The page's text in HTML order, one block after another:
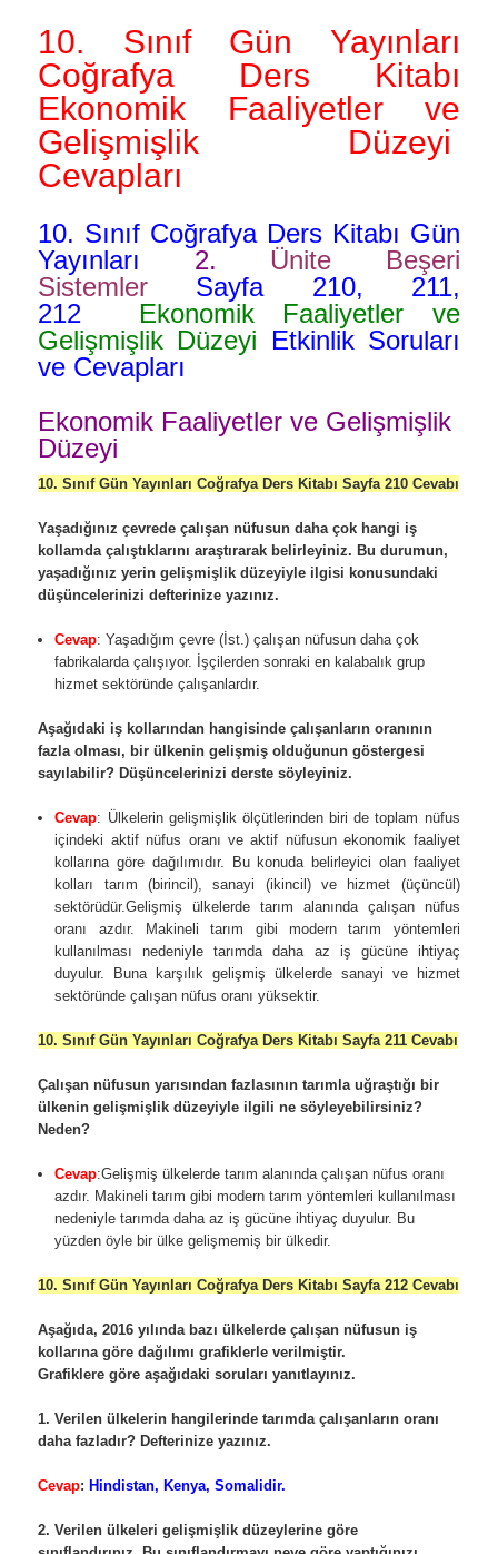
10. Sınıf Gün Yayınları
Coğrafya Ders Kitabı
Ekonomik Faaliyetler ve
Gelişmişlik Düzeyi
Cevapları
10. Sınıf Coğrafya Ders Kitabı Gün
Yayınları 2. Ünite Beşeri
Sistemler Sayfa 210, 211,
212 Ekonomik Faaliyetler ve
Gelişmişlik Düzeyi Etkinlik Soruları
ve Cevapları
Ekonomik Faaliyetler ve Gelişmişlik
Düzeyi
10. Sınıf Gün Yayınları Coğrafya Ders Kitabı Sayfa 210 Cevabı
Yaşadığınız çevrede çalışan nüfusun daha çok hangi iş
kollamda çalıştıklarını araştırarak belirleyiniz. Bu durumun,
yaşadığınız yerin gelişmişlik düzeyiyle ilgisi konusundaki
düşüncelerinizi defterinize yazınız.
Cevap: Yaşadığım çevre (İst.) çalışan nüfusun daha çok
fabrikalarda çalışıyor. İşçilerden sonraki en kalabalık grup
hizmet sektöründe çalışanlardır.
Aşağıdaki iş kollarından hangisinde çalışanların oranının
fazla olması, bir ülkenin gelişmiş olduğunun göstergesi
sayılabilir? Düşüncelerinizi derste söyleyiniz.
Cevap: Ülkelerin gelişmişlik ölçütlerinden biri de toplam nüfus
içindeki aktif nüfus oranı ve aktif nüfusun ekonomik faaliyet
kollarına göre dağılımıdır. Bu konuda belirleyici olan faaliyet
kolları tarım (birincil), sanayi (ikincil) ve hizmet (üçüncül)
sektörüdür.Gelişmiş ülkelerde tarım alanında çalışan nüfus
oranı azdır. Makineli tarım gibi modern tarım yöntemleri
kullanılması nedeniyle tarımda daha az iş gücüne ihtiyaç
duyulur. Buna karşılık gelişmiş ülkelerde sanayi ve hizmet
sektöründe çalışan nüfus oranı yüksektir.
10. Sınıf Gün Yayınları Coğrafya Ders Kitabı Sayfa 211 Cevabı
Çalışan nüfusun yarısından fazlasının tarımla uğraştığı bir
ülkenin gelişmişlik düzeyiyle ilgili ne söyleyebilirsiniz?
Neden?
Cevap:Gelişmiş ülkelerde tarım alanında çalışan nüfus oranı
azdır. Makineli tarım gibi modern tarım yöntemleri kullanılması
nedeniyle tarımda daha az iş gücüne ihtiyaç duyulur. Bu
yüzden öyle bir ülke gelişmemiş bir ülkedir.
10. Sınıf Gün Yayınları Coğrafya Ders Kitabı Sayfa 212 Cevabı
Aşağıda, 2016 yılında bazı ülkelerde çalışan nüfusun iş
kollarına göre dağılımı grafiklerle verilmiştir.
Grafiklere göre aşağıdaki soruları yanıtlayınız.
1. Verilen ülkelerin hangilerinde tarımda çalışanların oranı
daha fazladır? Defterinize yazınız.
Cevap: Hindistan, Kenya, Somalidir.
2. Verilen ülkeleri gelişmişlik düzeylerine göre